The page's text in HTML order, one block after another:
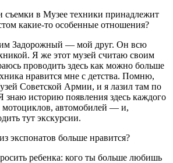
съемки в Музее техники принадлежит
какие-то особенные отношения?
Задорожный — мой друг. Он всю
Я же этот музей считаю своим
проводить здесь как можно больше
нравится мне с детства. Помню,
Советской Армии, и я лазил там по
историю появления здесь каждого
мотоциклов, автомобилей — и,
тут экскурсии.
экспонатов больше нравится?
ребенка: кого ты больше любишь